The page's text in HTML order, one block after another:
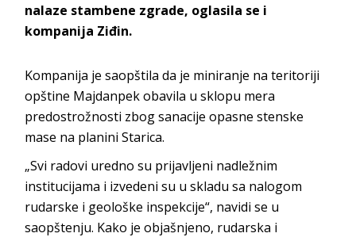
nalaze stambene zgrade, oglasila se i
kompanija Ziđin.
Kompanija je saopštila da je miniranje na teritoriji
opštine Majdanpek obavila u sklopu mera
predostrožnosti zbog sanacije opasne stenske
mase na planini Starica.
„Svi radovi uredno su prijavljeni nadležnim
institucijama i izvedeni su u skladu sa nalogom
rudarske i geološke inspekcije“, navidi se u
saopštenju. Kako je objašnjeno, rudarska i